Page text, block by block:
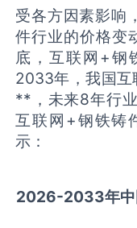
受各方因素影响
件行业的价格变
底，互联网+钢
2033年，我国互
**，未来8年行
互联网+钢铁铸
示：
2026-2033年